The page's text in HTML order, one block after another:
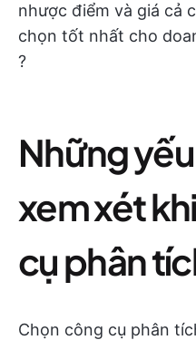
nhược điểm và giá cả
chọn tốt nhất cho
?
Những
xem xét
cụ phân
Chọn công cụ phân